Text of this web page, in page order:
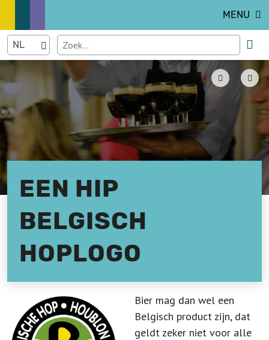
MENU
EEN HIP
BELGISCH
HOPLOGO
Bier mag dan wel een
Belgisch product zijn, dat
geldt zeker niet voor alle